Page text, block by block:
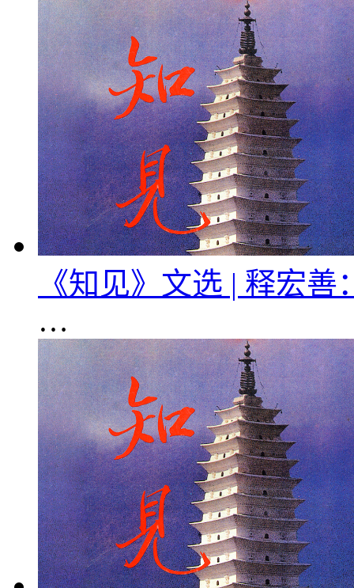
《知见》文选 | 释宏
…